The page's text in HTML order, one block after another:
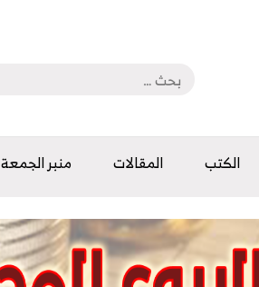
الكتب المقالات منبر الجمعة